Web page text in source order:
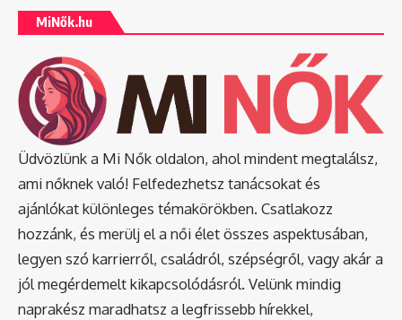
MiNők.hu
Üdvözlünk a Mi Nők oldalon, ahol mindent megtalálsz,
ami nőknek való! Felfedezhetsz tanácsokat és
ajánlókat különleges témakörökben. Csatlakozz
hozzánk, és merülj el a női élet összes aspektusában,
legyen szó karrierről, családról, szépségről, vagy akár a
jól megérdemelt kikapcsolódásról. Velünk mindig
naprakész maradhatsz a legfrissebb hírekkel,